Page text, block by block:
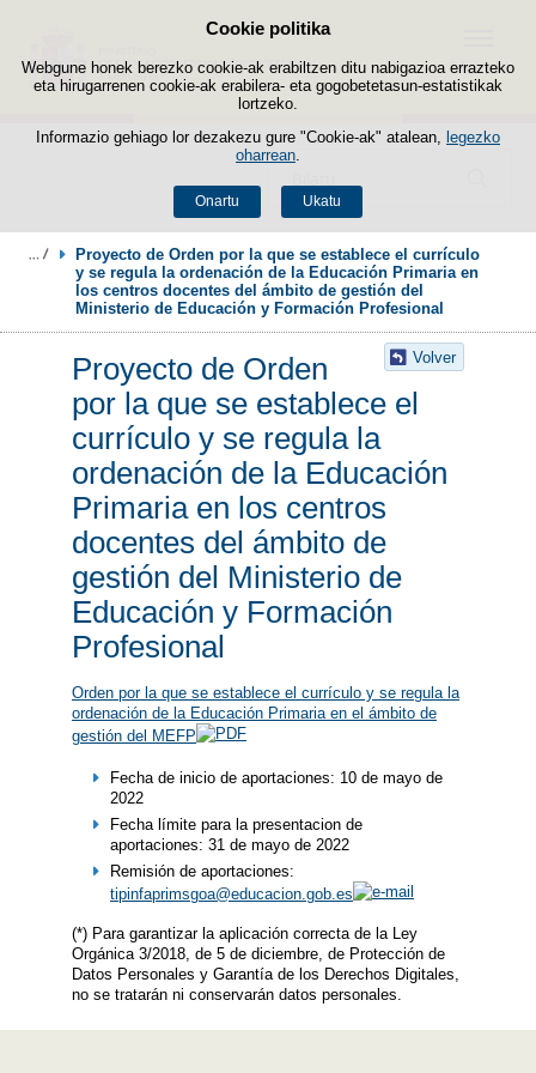
Cookie politika
Webgune honek berezko cookie-ak erabiltzen ditu nabigazioa errazteko
eta hirugarrenen cookie-ak erabilera- eta gogobetetasun-estatistikak
lortzeko.
Informazio gehiago lor dezakezu gure "Cookie-ak" atalean, legezko
oharrean
Onartu Ukatu
Edukira salto egin
Menua
Proyecto de Orden por la que se establece el currículo
y se regula la ordenación de la Educación Primaria en
los centros docentes del ámbito de gestión del
Ministerio de Educación y Formación Profesional
Volver
Proyecto de Orden
por la que se establece el
currículo y se regula la
ordenación de la Educación
Primaria en los centros
docentes del ámbito de
gestión del Ministerio de
Educación y Formación
Profesional
Orden por la que se establece el currículo y se regula la
ordenación de la Educación Primaria en el ámbito de
gestión del MEFP
​Fecha de inicio de aportaciones: 10 de mayo de
2022
Fecha límite para la presentacion de
aportaciones: 31 de mayo de 2022
Remisión de aportaciones:
tipinfaprimsgoa@educacion.gob.es
(*) Para garantizar la aplicación correcta de la Ley
Orgánica 3/2018, de 5 de diciembre, de Protección de
Datos Personales y Garantía de los Derechos Digitales,
no se tratarán ni conservarán datos personales.